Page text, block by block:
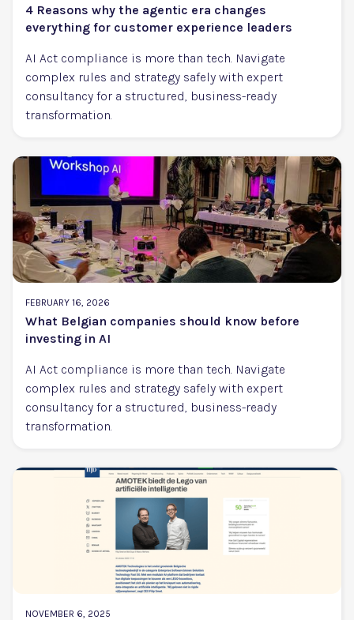
4 Reasons why the agentic era changes
everything for customer experience leaders
AI Act compliance is more than tech. Navigate
complex rules and strategy safely with expert
consultancy for a structured, business-ready
transformation.
FEBRUARY 16, 2026
What Belgian companies should know before
investing in AI
AI Act compliance is more than tech. Navigate
complex rules and strategy safely with expert
consultancy for a structured, business-ready
transformation.
NOVEMBER 6, 2025